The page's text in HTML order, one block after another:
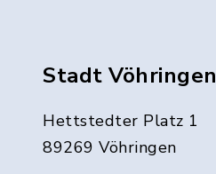
Stadt Vöhringen
Hettstedter Platz 1
89269 Vöhringen